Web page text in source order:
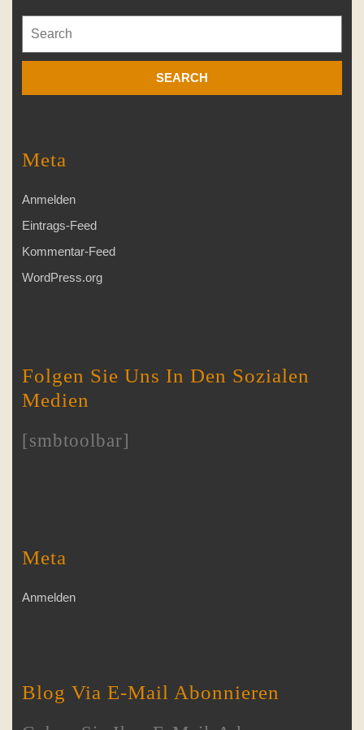
for:
Meta
Anmelden
Eintrags-Feed
Kommentar-Feed
WordPress.org
Folgen Sie Uns In Den Sozialen
Medien
[smbtoolbar]
Meta
Anmelden
Blog Via E-Mail Abonnieren